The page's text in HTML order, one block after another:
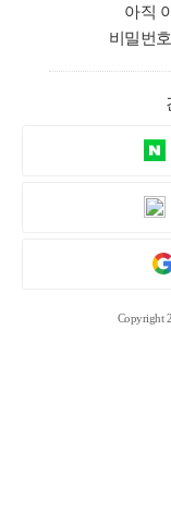
아직
비밀번
Copyright